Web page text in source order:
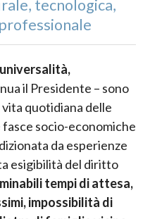
tecnologica,
universalità,
il Presidente – sono
quotidiana delle
socio-economiche
da esperienze
esigibilità del diritto
tempi di attesa,
impossibilità di